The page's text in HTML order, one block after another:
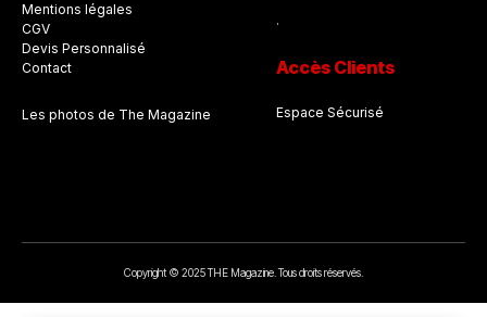
Mentions légales
CGV
Devis Personnalisé
Contact
Les photos de The Magazine
.
Accès Clients
Espace Sécurisé
Copyright © 2025 THE Magazine. Tous droits réservés.